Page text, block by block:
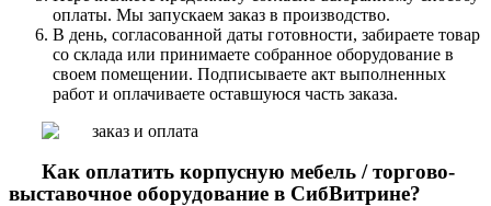
оплаты. Мы запускаем заказ в производство.
В день, согласованной даты готовности, забираете товар
со склада или принимаете собранное оборудование в
своем помещении. Подписываете акт выполненных
работ и оплачиваете оставшуюся часть заказа.
Как оплатить корпусную мебель / торгово-
выставочное оборудование в СибВитрине?